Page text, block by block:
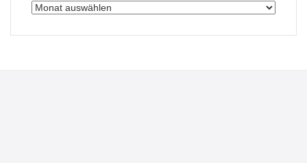
Was
geschah